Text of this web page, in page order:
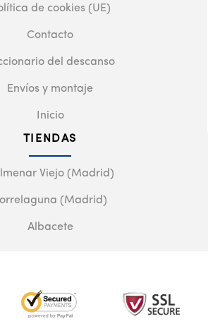
de cookies (UE)
Contacto
del descanso
Envíos y montaje
Inicio
TIENDAS
Viejo (Madrid)
(Madrid)
Albacete